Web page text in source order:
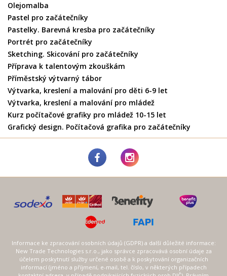
Olejomalba
Pastel pro začátečníky
Pastelky. Barevná kresba pro začátečníky
Portrét pro začátečníky
Sketching. Skicování pro začátečníky
Příprava k talentovým zkouškám
Příměstský výtvarný tábor
Výtvarka, kreslení a malování pro děti 6-9 let
Výtvarka, kreslení a malování pro mládež
Kurz počítačové grafiky pro mládež 10-15 let
Grafický design. Počítačová grafika pro začátečníky
Informace ke zpracování osobních údajů (GDPR) a další důležité informace:
New Trade Technologies s.r.o., jako správce zpracovává osobní údaje za
účelem poskytnutí služby určené osobě a k poskytování organizačních
informací (jméno a příjmení, e-mail, tel. číslo, v některých případech